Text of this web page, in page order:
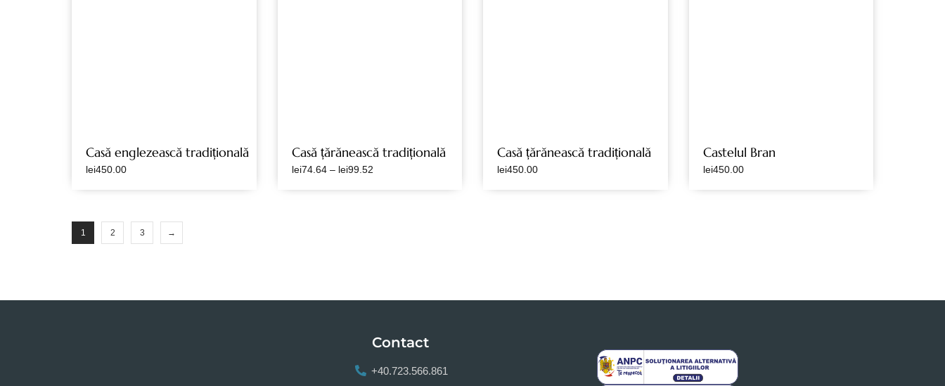
Casă englezească tradițională
lei450.00
Casă țărănească tradițională
lei74.64 – lei99.52
Casă țărănească tradițională
lei450.00
Castelul Bran
lei450.00
1 2 3 →
Contact
+40.723.566.861